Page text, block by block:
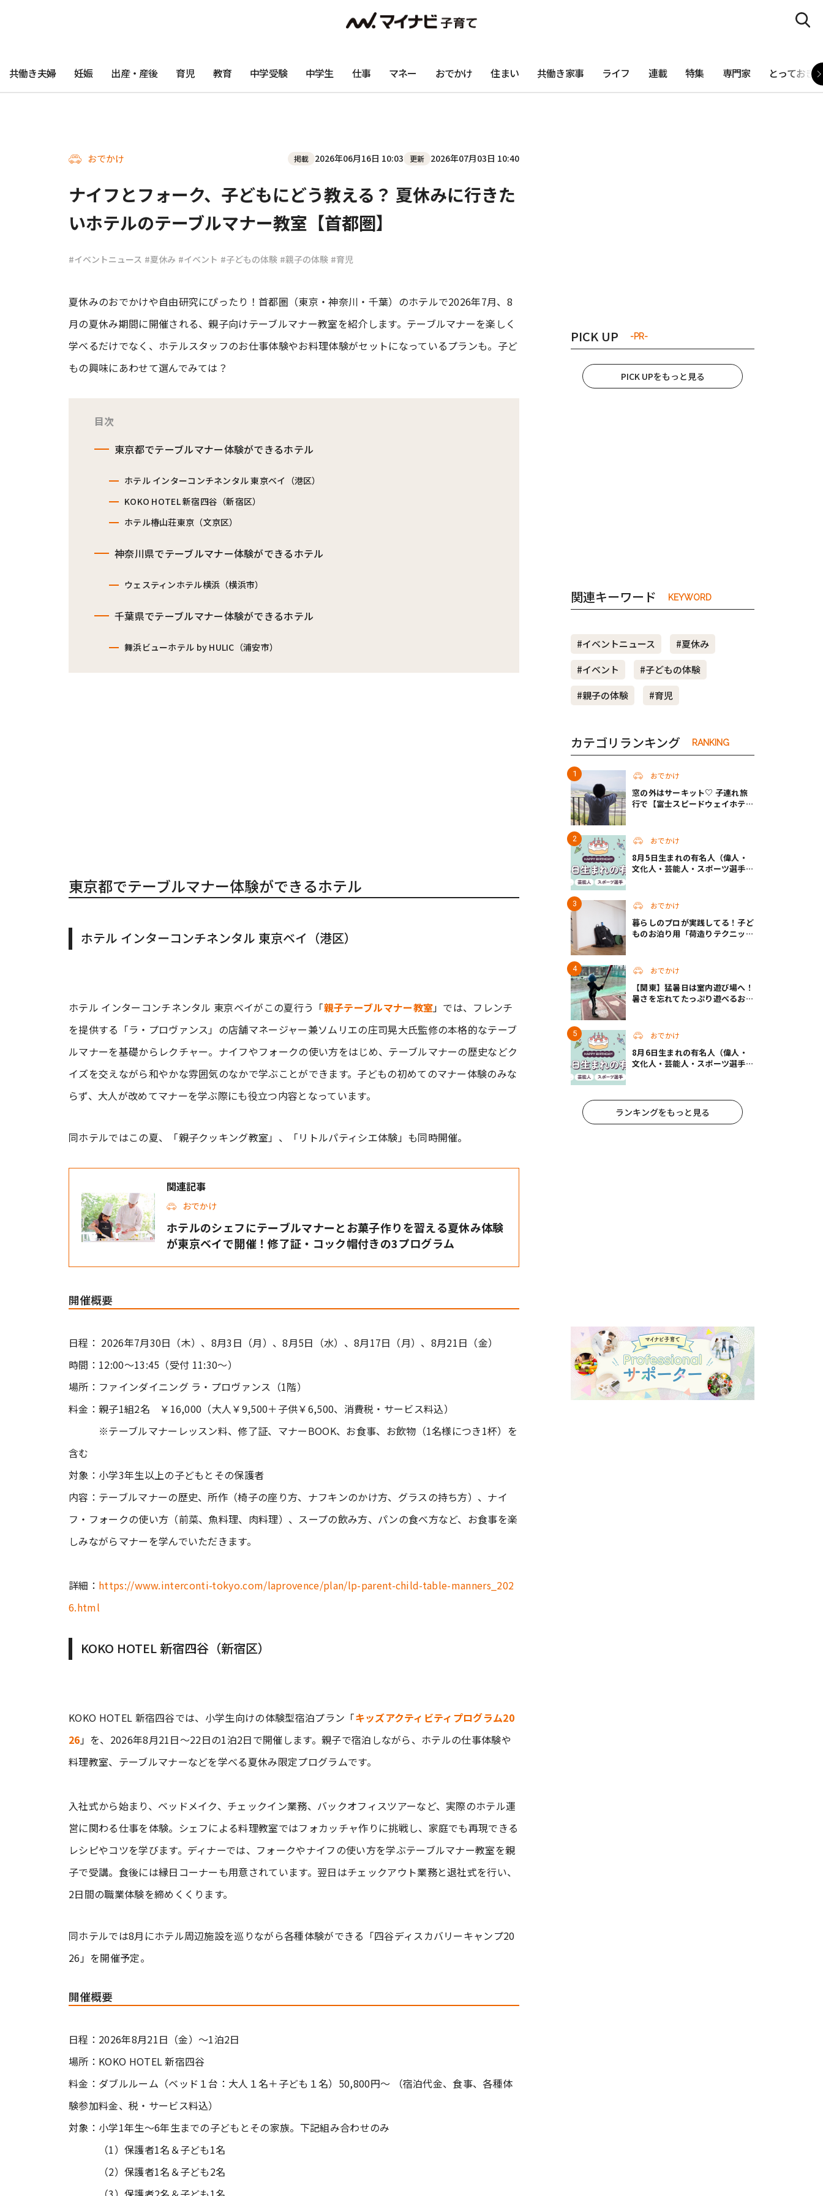
#渡邊大地の令和的ワーパパ道
共働き夫婦 妊娠 出産・産後 育児 教育 中学受験 中学生 仕事 マネー おでかけ 住まい 共働き家事 ライフ 連載 特集 専門家 とっておき
おでかけ 掲載 2026年06月16日 10:03 更新 2026年07月03日 10:40
ナイフとフォーク、子どもにどう教える？ 夏休みに行きた
いホテルのテーブルマナー教室【首都圏】
#イベントニュース #夏休み #イベント #子どもの体験 #親子の体験 #育児
夏休みのおでかけや自由研究にぴったり！首都圏（東京・神奈川・千葉）のホテルで2026年7月、8
月の夏休み期間に開催される、親子向けテーブルマナー教室を紹介します。テーブルマナーを楽しく
学べるだけでなく、ホテルスタッフのお仕事体験やお料理体験がセットになっているプランも。子ど
もの興味にあわせて選んでみては？
目次
東京都でテーブルマナー体験ができるホテル
ホテル インターコンチネンタル 東京ベイ（港区）
KOKO HOTEL 新宿四谷（新宿区）
ホテル椿山荘東京（文京区）
神奈川県でテーブルマナー体験ができるホテル
ウェスティンホテル横浜（横浜市）
千葉県でテーブルマナー体験ができるホテル
舞浜ビューホテル by HULIC（浦安市）
東京都でテーブルマナー体験ができるホテル
ホテル インターコンチネンタル 東京ベイ（港区）
ホテル インターコンチネンタル 東京ベイがこの夏行う「親子テーブルマナー教室」では、フレンチ
を提供する「ラ・プロヴァンス」の店舗マネージャー兼ソムリエの庄司晃大氏監修の本格的なテーブ
ルマナーを基礎からレクチャー。ナイフやフォークの使い方をはじめ、テーブルマナーの歴史などク
イズを交えながら和やかな雰囲気のなかで学ぶことができます。子どもの初めてのマナー体験のみな
らず、大人が改めてマナーを学ぶ際にも役立つ内容となっています。
同ホテルではこの夏、「親子クッキング教室」、「リトルパティシエ体験」も同時開催。
関連記事
おでかけ
ホテルのシェフにテーブルマナーとお菓子作りを習える夏休み体験
が東京ベイで開催！修了証・コック帽付きの3プログラム
開催概要
日程： 2026年7月30日（木）、8月3日（月）、8月5日（水）、8月17日（月）、8月21日（金）
時間：12:00～13:45（受付 11:30～）
場所：ファインダイニング ラ・プロヴァンス（1階）
料金：親子1組2名 ￥16,000（大人￥9,500＋子供￥6,500、消費税・サービス料込）
※テーブルマナーレッスン料、修了証、マナーBOOK、お食事、お飲物（1名様につき1杯）を
含む
対象：小学3年生以上の子どもとその保護者
内容：テーブルマナーの歴史、所作（椅子の座り方、ナフキンのかけ方、グラスの持ち方）、ナイ
フ・フォークの使い方（前菜、魚料理、肉料理）、スープの飲み方、パンの食べ方など、お食事を楽
しみながらマナーを学んでいただきます。
詳細： https://www.interconti-tokyo.com/laprovence/plan/lp-parent-child-table-manners_202
6.html
KOKO HOTEL 新宿四谷（新宿区）
KOKO HOTEL 新宿四谷では、小学生向けの体験型宿泊プラン「キッズアクティビティプログラム20
26」を、2026年8月21日～22日の1泊2日で開催します。親子で宿泊しながら、ホテルの仕事体験や
料理教室、テーブルマナーなどを学べる夏休み限定プログラムです。
入社式から始まり、ベッドメイク、チェックイン業務、バックオフィスツアーなど、実際のホテル運
営に関わる仕事を体験。シェフによる料理教室ではフォカッチャ作りに挑戦し、家庭でも再現できる
レシピやコツを学びます。ディナーでは、フォークやナイフの使い方を学ぶテーブルマナー教室を親
子で受講。食後には縁日コーナーも用意されています。翌日はチェックアウト業務と退社式を行い、
2日間の職業体験を締めくくります。
同ホテルでは8月にホテル周辺施設を巡りながら各種体験ができる「四谷ディスカバリーキャンプ20
26」を開催予定。
開催概要
日程：2026年8月21日（金）〜1泊2日
場所：KOKO HOTEL 新宿四谷
料金：ダブルルーム（ベッド１台：大人１名＋子ども１名）50,800円～ （宿泊代金、食事、各種体
験参加料金、税・サービス料込）
対象：小学1年生～6年生までの子どもとその家族。下記組み合わせのみ
（1）保護者1名＆子ども1名
（2）保護者1名＆子ども2名
PICK UP -PR-
PICK UPをもっと見る
関連キーワード KEYWORD
#イベントニュース
#夏休み
#イベント
#子どもの体験
#親子の体験
#育児
カテゴリランキング RANKING
おでかけ
窓の外はサーキット♡ 子連れ旅
行で【富士スピードウェイホテ
おでかけ
8月5日生まれの有名人（偉人・
文化人・芸能人・スポーツ選手・
おでかけ
暮らしのプロが実践してる！子ど
ものお泊り用「荷造りテクニッ
おでかけ
【関東】猛暑日は室内遊び場へ！
暑さを忘れてたっぷり遊べるおす
おでかけ
8月6日生まれの有名人（偉人・
文化人・芸能人・スポーツ選手・
ランキングをもっと見る